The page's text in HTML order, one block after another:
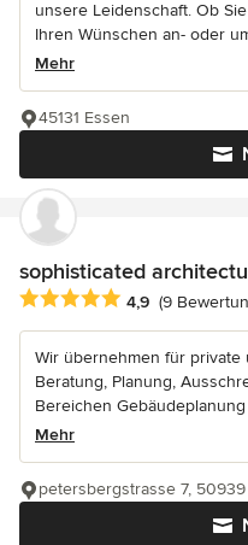
unsere Leidenschaft. Ob
Ihren Wünschen an- oder
Mehr
45131 Essen
sophisticated
Durchschnittliche
4,9 (9
Wir übernehmen für
Beratung, Planung,
Bereichen Gebäudeplanung
Mehr
petersbergstrasse 7,